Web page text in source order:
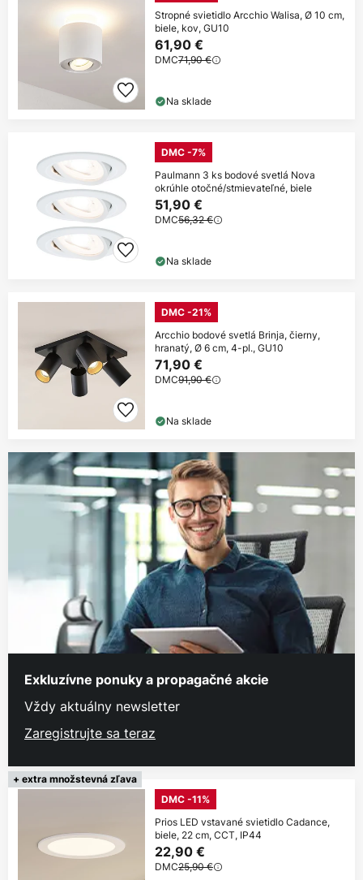
Stropné svietidlo Arcchio Walisa, Ø 10 cm,
biele, kov, GU10
61,90 €
DMC71,90 €
Na sklade
DMC -7%
Paulmann 3 ks bodové svetlá Nova
okrúhle otočné/stmievateľné, biele
51,90 €
DMC56,32 €
Na sklade
DMC -21%
Arcchio bodové svetlá Brinja, čierny,
hranatý, Ø 6 cm, 4-pl., GU10
71,90 €
DMC91,90 €
Na sklade
Exkluzívne ponuky a propagačné akcie
Vždy aktuálny newsletter
Zaregistrujte sa teraz
+ extra množstevná zľava
DMC -11%
Prios LED vstavané svietidlo Cadance,
biele, 22 cm, CCT, IP44
22,90 €
DMC25,90 €